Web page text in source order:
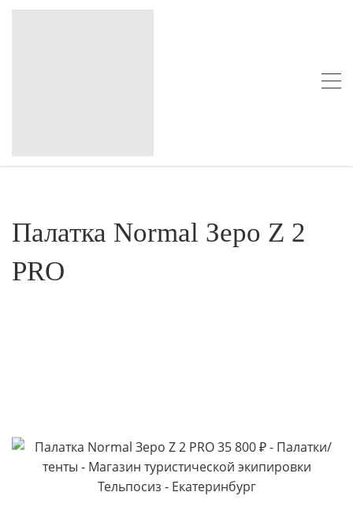
Палатка Normal Зеро Z 2
PRO